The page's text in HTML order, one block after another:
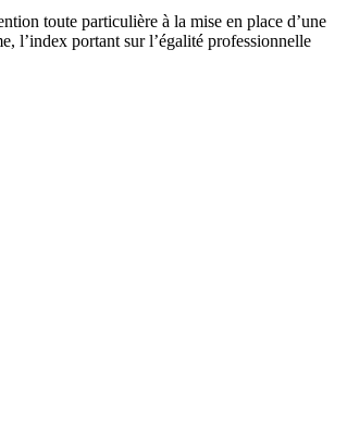
toute particulière à la mise en place d’une
l’index portant sur l’égalité professionnelle